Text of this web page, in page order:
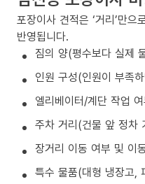
포장이사 견적은 ‘거리’만
반영됩니다.
짐의 양(평수보다 실제
인원 구성(인원이 부족
엘리베이터/계단 작업
주차 거리(건물 앞 정차
장거리 이동 여부 및 이
특수 물품(대형 냉장고,